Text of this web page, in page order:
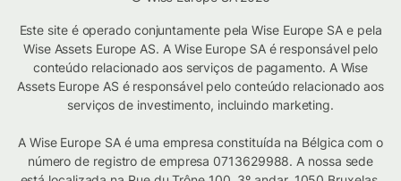
Este site é operado conjuntamente pela Wise Europe SA e pela
Wise Assets Europe AS. A Wise Europe SA é responsável pelo
conteúdo relacionado aos serviços de pagamento. A Wise
Assets Europe AS é responsável pelo conteúdo relacionado aos
serviços de investimento, incluindo marketing.
A Wise Europe SA é uma empresa constituída na Bélgica com o
número de registro de empresa 0713629988. A nossa sede